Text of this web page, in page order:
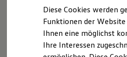
Für Privatkunden
Für Gewerbekunden
Leasing
Für Privatkunden
Für Gewerbekunden
Versicherungen &
(I-Size) und Top Tether für die
Serienausstattung.
Diese Cookies werden
Funktionen der Website
Ihnen eine möglichst
Ihre Interessen